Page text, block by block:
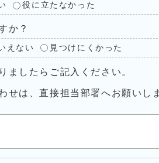
役に立たなかった
か？
えない 見つけにくかった
ましたらご記入ください。
せは、直接担当部署へお願い